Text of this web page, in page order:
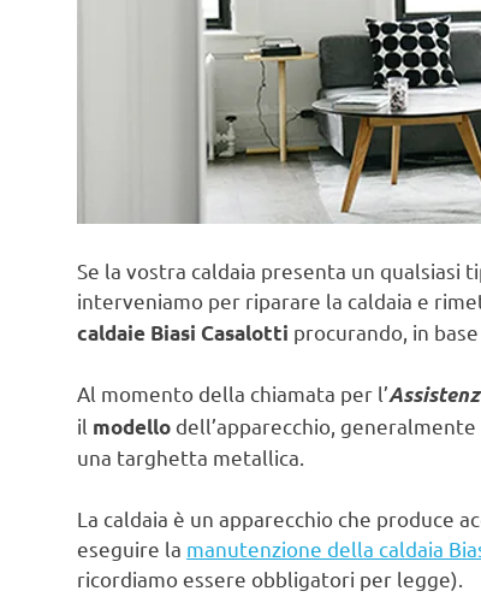
Se la vostra caldaia presenta un qualsiasi
interveniamo per riparare la caldaia e
caldaie Biasi Casalotti procurando, in
Al momento della chiamata per l’
il modello dell’apparecchio,
una targhetta metallica.
La caldaia è un apparecchio che produce
eseguire la manutenzione della caldaia
ricordiamo essere obbligatori per legge).